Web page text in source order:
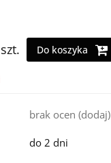
szt. Do koszyka
brak ocen (dodaj)
do 2 dni